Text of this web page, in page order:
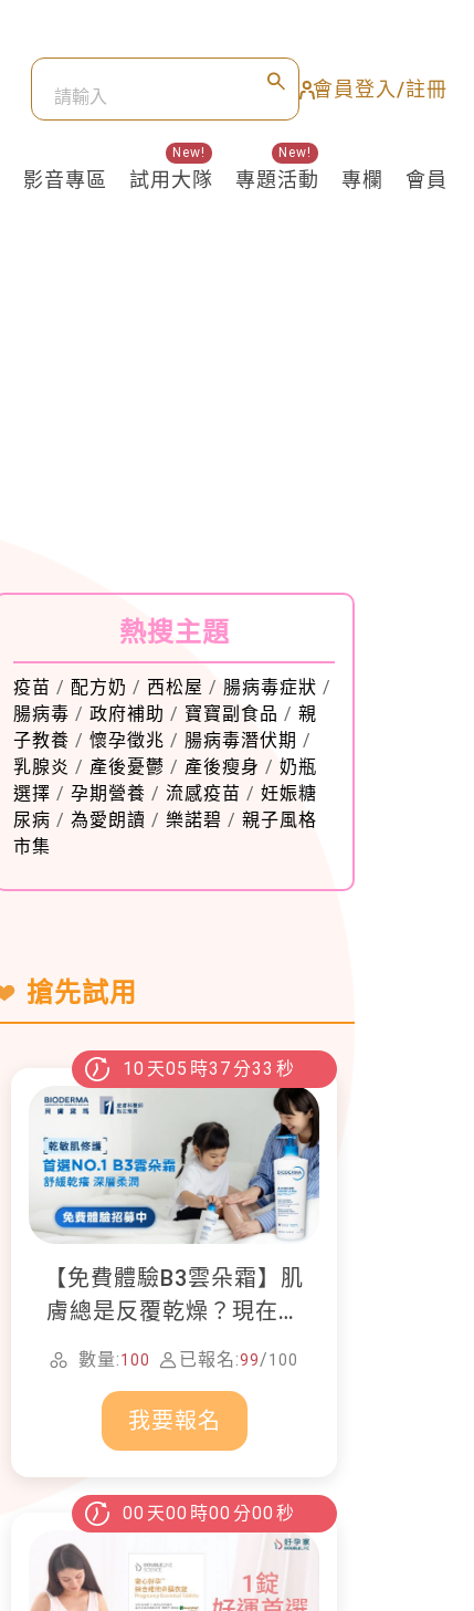
會員登入/註冊
影音專區 試用大隊
New!
專題活動
New!
專欄 會員
熱搜主題
疫苗 / 配方奶 / 西松屋 / 腸病毒症狀 /
腸病毒 / 政府補助 / 寶寶副食品 / 親
子教養 / 懷孕徵兆 / 腸病毒潛伏期 /
乳腺炎 / 產後憂鬱 / 產後瘦身 / 奶瓶
選擇 / 孕期營養 / 流感疫苗 / 妊娠糖
尿病 / 為愛朗讀 / 樂諾碧 / 親子風格
市集
搶先試用
10 天05 時37分31 秒
【免費體驗B3雲朵霜】肌
膚總是反覆乾燥？現在就
加入貝膚黛瑪修護體驗計
畫！
數量:100 已報名:99/100
我要報名
00 天00 時00 分00 秒